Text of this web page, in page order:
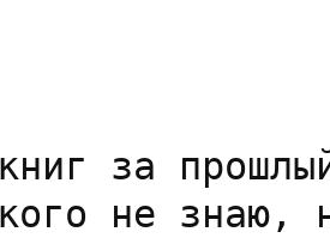
за
не знаю,